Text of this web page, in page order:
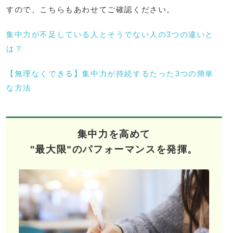
すので、こちらもあわせてご確認ください。
集中力が不足している人とそうでない人の3つの違いと
は？
【無理なくできる】集中力が持続するたった3つの簡単
な方法
集中力を高めて
"最大限"のパフォーマンスを発揮。